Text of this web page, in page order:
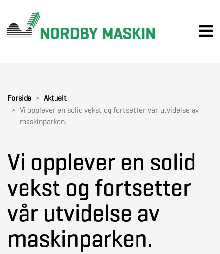
Forside
Aktuelt
Vi opplever en solid vekst og fortsetter vår utvidelse av
maskinparken.
Vi opplever en solid
vekst og fortsetter
vår utvidelse av
maskinparken.